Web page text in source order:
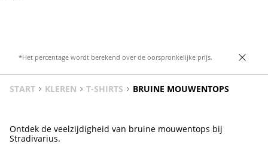
*Het percentage wordt berekend over de oorspronkelijke prijs.
START KLEREN T-SHIRTS BRUINE MOUWENTOPS
Ontdek de veelzijdigheid van bruine mouwentops bij
Stradivarius.